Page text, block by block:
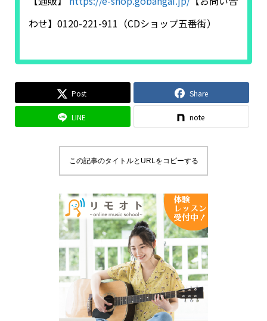
わせ】0120-221-911（CDショップ五番街）
Post Share
LINE note
この記事のタイトルとURLをコピーする